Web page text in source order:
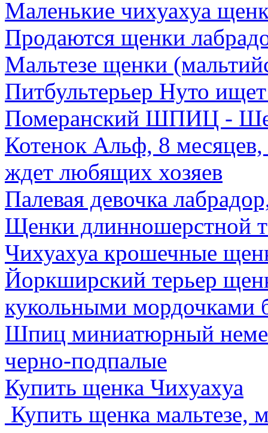
Маленькие чихуахуа
Продаются щенки
Мальтезе щенки
Питбультерьер Нуто
Померанский ШПИЦ -
Котенок Альф, 8
ждет любящих хозяев
Палевая девочка
Щенки длинношерстной
Чихуахуа крошечные
Йоркширский терьер
кукольными мордочками
Шпиц миниатюрный
черно-подпалые
Купить щенка Чихуахуа
Купить щенка мальтезе,